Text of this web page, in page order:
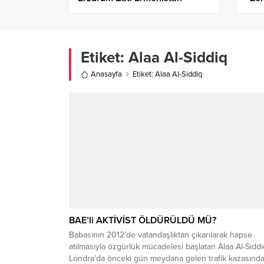
Etiket: Alaa Al-Siddiq
Anasayfa Etiket: Alaa Al-Siddiq
BAE’li AKTİVİST ÖLDÜRÜLDÜ MÜ?
Babasının 2012’de vatandaşlıktan çıkarılarak hapse
atılmasıyla özgürlük mücadelesi başlatan Alaa Al-
Londra’da önceki gün meydana gelen trafik kazasında